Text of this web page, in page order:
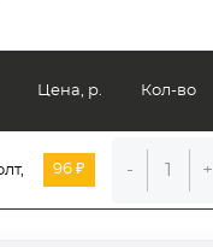
Цена, р.
96 ₽
Кол-во
- +